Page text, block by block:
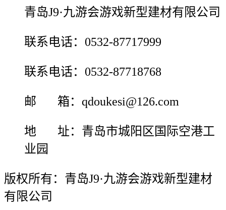
青岛J9·九游会游戏新型建材有限公司
联系电话：0532-87717999
联系电话：0532-87718768
邮 箱：qdoukesi@126.com
地 址：青岛市城阳区国际空港工
业园
版权所有：青岛J9·九游会游戏新型建材
有限公司